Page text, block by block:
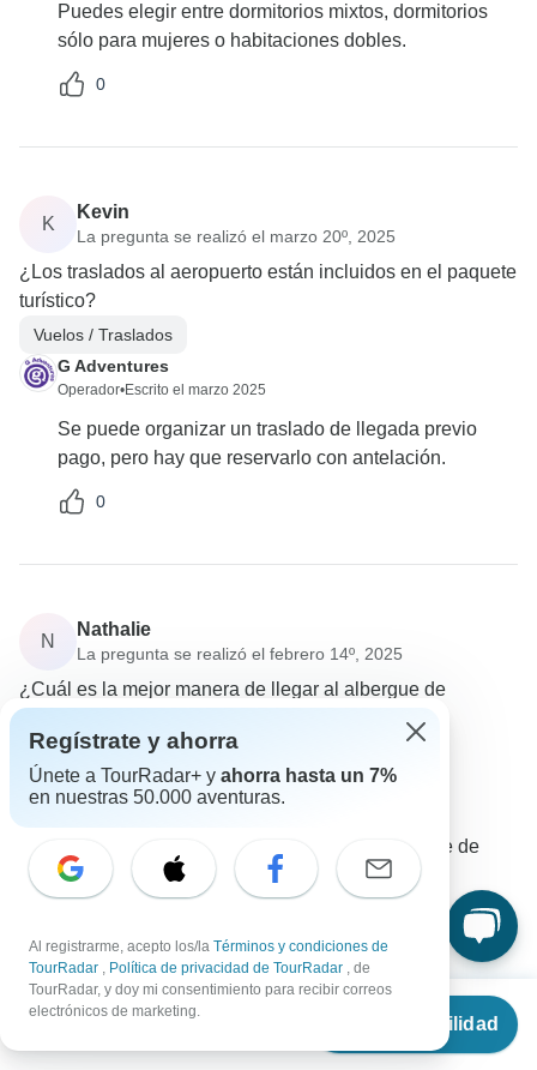
Desde
Ver disponibilidad
Puedes elegir entre dormitorios mixtos, dormitorios
sólo para mujeres o habitaciones dobles.
0
K
Kevin
La pregunta se realizó el marzo 20º, 2025
¿Los traslados al aeropuerto están incluidos en el paquete
turístico?
Vuelos / Traslados
G Adventures
Operador•Escrito el marzo 2025
Se puede organizar un traslado de llegada previo
pago, pero hay que reservarlo con antelación.
0
N
Nathalie
La pregunta se realizó el febrero 14º, 2025
¿Cuál es la mejor manera de llegar al albergue de
Vuelos / Traslados
Transporte
G Adventures
Operador•Escrito el febrero 2025
Puedes coger un taxi directamente al albergue de
partida desde el aeropuerto.
Karen
Regístrate y ahorra
Únete a TourRadar+ y ahorra hasta un 7%
en nuestras 50.000 aventuras.
Al registrarme, acepto los/la Términos y condiciones de
TourRadar , Política de privacidad de TourRadar , de
TourRadar, y doy mi consentimiento para recibir correos
electrónicos de marketing.